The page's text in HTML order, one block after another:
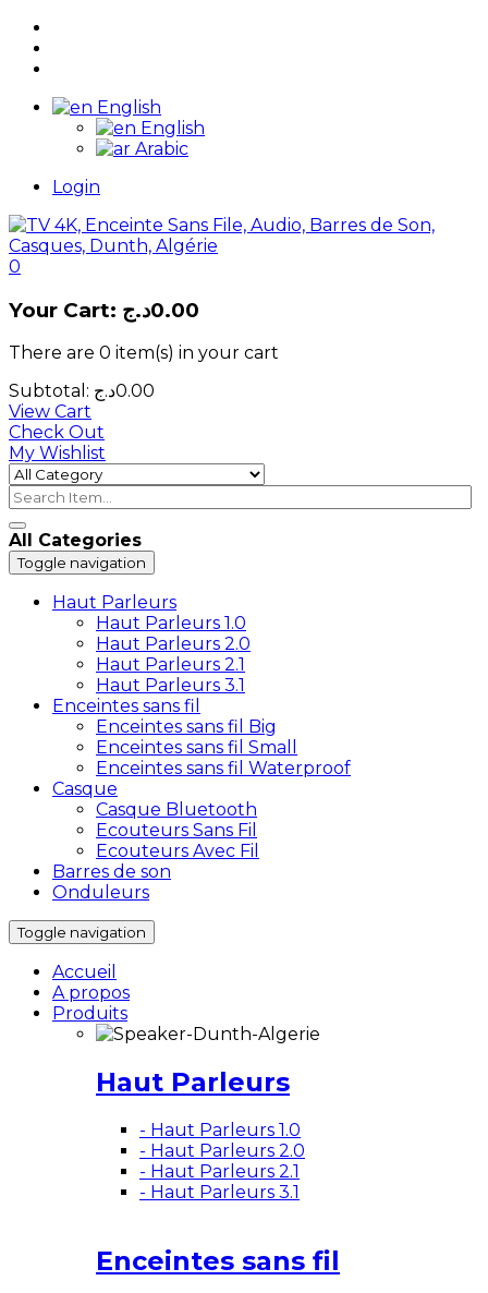
English
English
Arabic
Login
0
Your Cart: 0.00د.ج
There are 0 item(s) in your cart
Subtotal:
0.00د.ج
View Cart
Check Out
My Wishlist
All Categories
Toggle navigation
Haut Parleurs
Haut Parleurs 1.0
Haut Parleurs 2.0
Haut Parleurs 2.1
Haut Parleurs 3.1
Enceintes sans fil
Enceintes sans fil Big
Enceintes sans fil Small
Enceintes sans fil Waterproof
Casque
Casque Bluetooth
Ecouteurs Sans Fil
Ecouteurs Avec Fil
Barres de son
Onduleurs
Toggle navigation
Accueil
A propos
Produits
Haut Parleurs
- Haut Parleurs 1.0
- Haut Parleurs 2.0
- Haut Parleurs 2.1
- Haut Parleurs 3.1
Enceintes sans fil